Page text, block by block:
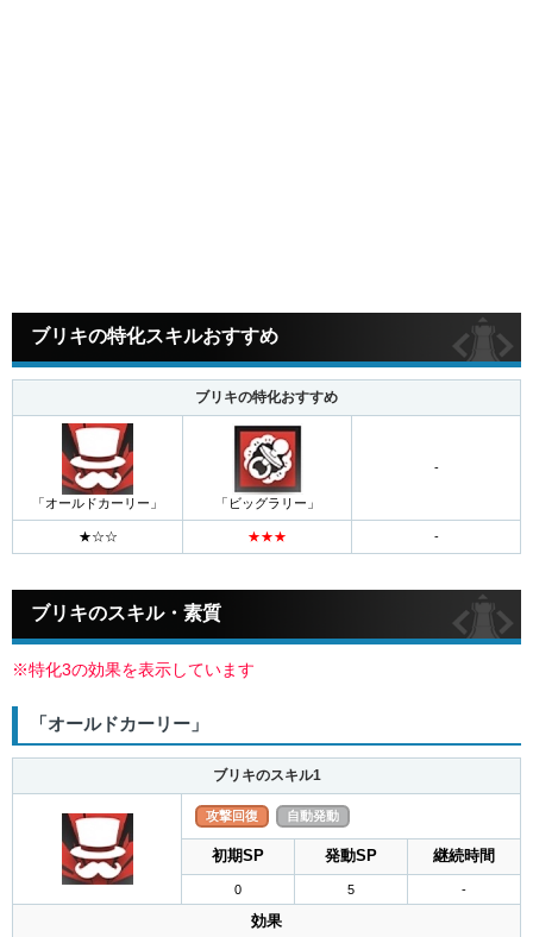
ブリキの特化スキルおすすめ
ブリキの特化おすすめ
「オールドカーリー」 「ビッグラリー」
-
ブリキのスキル・素質
※特化3の効果を表示しています
「オールドカーリー」
ブリキのスキル1
攻撃回復 自動発動
初期SP 発動SP 継続時間
0 5 -
効果